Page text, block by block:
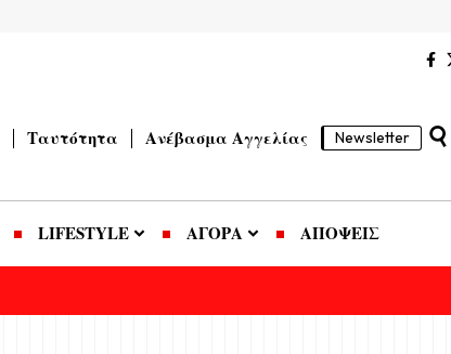
Ταυτότητα Ανέβασμα Αγγελίας Newsletter
LIFESTYLE ΑΓΟΡΑ ΑΠΟΨΕΙΣ